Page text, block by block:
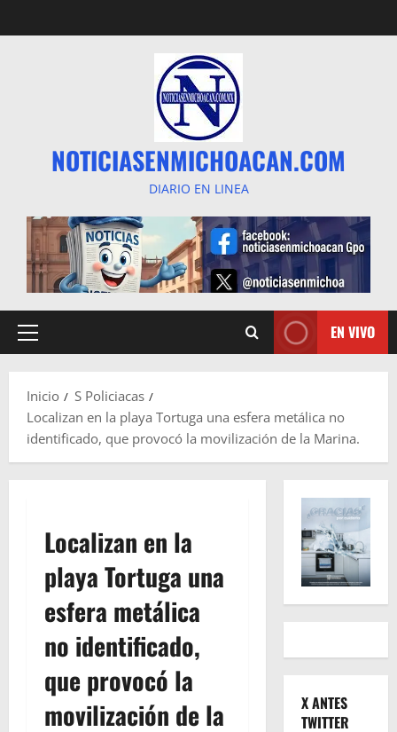
al
NOTICIASENMICHOACAN.COM
DIARIO EN LINEA
Menú
EN VIVO
Inicio
S Policiacas
Localizan en la playa Tortuga una esfera metálica no
identificado, que provocó la movilización de la Marina.
Localizan en la
playa Tortuga una
esfera metálica
no identificado,
que provocó la
movilización de la
X ANTES
TWITTER